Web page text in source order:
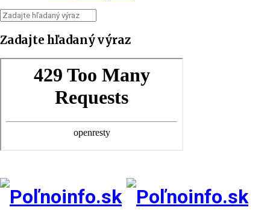
Zadajte hľadaný výraz